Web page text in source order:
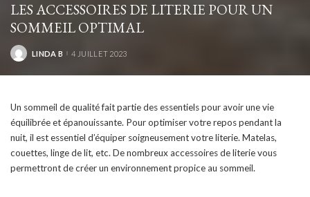
LES ACCESSOIRES DE LITERIE POUR UN
SOMMEIL OPTIMAL
POSTED
LINDA B 4 JUILLET 2023
Un sommeil de qualité fait partie des essentiels pour avoir une vie
équilibrée et épanouissante. Pour optimiser votre repos pendant la
nuit, il est essentiel d’équiper soigneusement votre literie. Matelas,
couettes, linge de lit, etc. De nombreux accessoires de literie vous
permettront de créer un environnement propice au sommeil.